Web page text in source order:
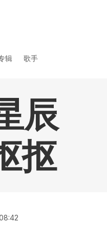
辑 歌手
辰
抠